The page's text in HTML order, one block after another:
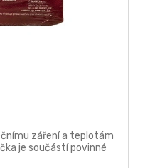
záření a teplotám
je součástí povinné